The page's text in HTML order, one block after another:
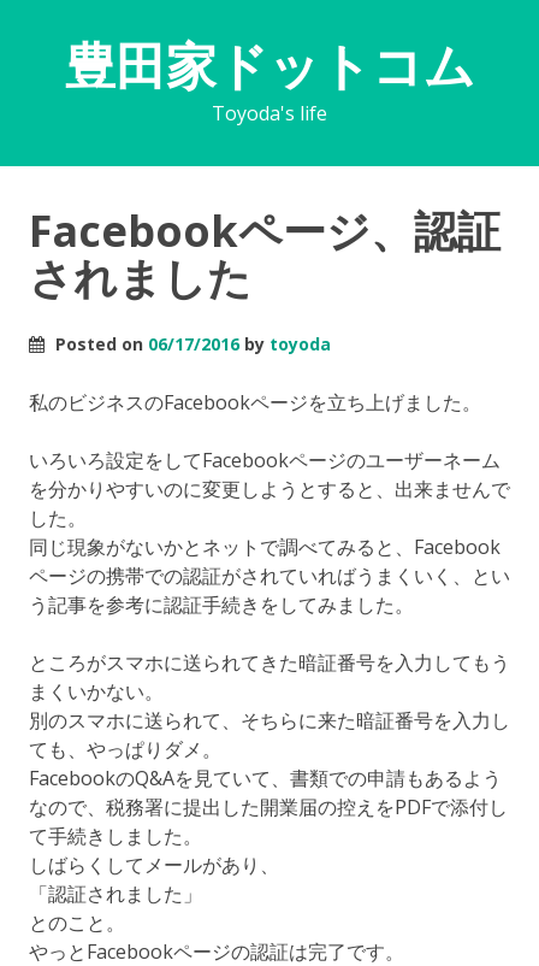
豊田家ドットコム
Toyoda's life
Facebookページ、認証
されました
Posted on 06/17/2016by toyoda
私のビジネスのFacebookページを立ち上げました。
いろいろ設定をしてFacebookページのユーザーネーム
を分かりやすいのに変更しようとすると、出来ませんで
した。
同じ現象がないかとネットで調べてみると、Facebook
ページの携帯での認証がされていればうまくいく、とい
う記事を参考に認証手続きをしてみました。
ところがスマホに送られてきた暗証番号を入力してもう
まくいかない。
別のスマホに送られて、そちらに来た暗証番号を入力し
ても、やっぱりダメ。
FacebookのQ&Aを見ていて、書類での申請もあるよう
なので、税務署に提出した開業届の控えをPDFで添付し
て手続きしました。
しばらくしてメールがあり、
「認証されました」
とのこと。
やっとFacebookページの認証は完了です。